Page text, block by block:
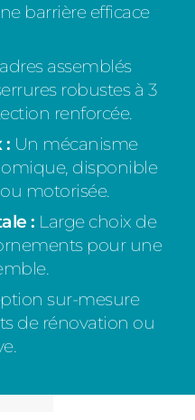
barrière efficace
assemblés
robustes à 3
renforcée.
: Un mécanisme
disponible
motorisée.
: Large choix de
pour une
sur-mesure
de rénovation ou